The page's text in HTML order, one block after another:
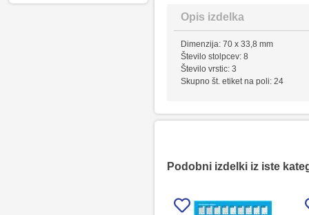
Opis izdelka
Dimenzija: 70 x 33,8 mm
Število stolpcev: 8
Število vrstic: 3
Skupno št. etiket na poli: 24
Podobni izdelki iz iste